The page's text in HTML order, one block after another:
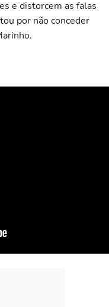
e distorcem as falas
por não conceder